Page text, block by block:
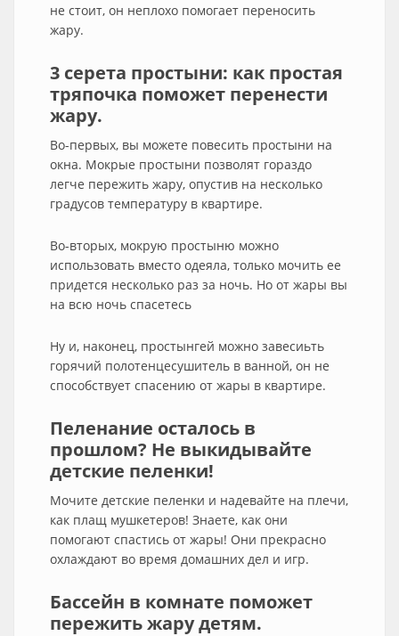
не стоит, он неплохо помогает переносить
жару.
3 серета простыни: как простая
тряпочка поможет перенести
жару.
Во-первых, вы можете повесить простыни на
окна. Мокрые простыни позволят гораздо
легче пережить жару, опустив на несколько
градусов температуру в квартире.
Во-вторых, мокрую простыню можно
использовать вместо одеяла, только мочить ее
придется несколько раз за ночь. Но от жары вы
на всю ночь спасетесь
Ну и, наконец, простынгей можно завесиьть
горячий полотенцесушитель в ванной, он не
способствует спасению от жары в квартире.
Пеленание осталось в
прошлом? Не выкидывайте
детские пеленки!
Мочите детские пеленки и надевайте на плечи,
как плащ мушкетеров! Знаете, как они
помогают спастись от жары! Они прекрасно
охлаждают во время домашних дел и игр.
Бассейн в комнате поможет
пережить жару детям.